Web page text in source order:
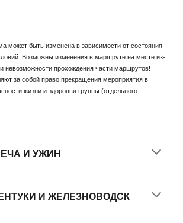
может быть изменена в зависимости от состояния
Возможны изменения в маршруте на месте из-
невозможности прохождения части маршрутов!
за собой право прекращения мероприятия в
жизни и здоровья группы (отдельного
И УЖИН
И ЖЕЛЕЗНОВОДСК